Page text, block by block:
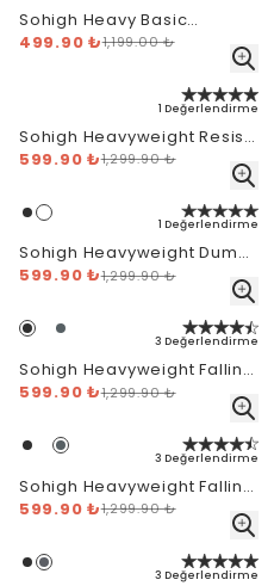
Sohigh Heavy Basic
Oversize T-Shirt - Prada
499.90 ₺1,199.00 ₺
1 Değerlendirme
Sohigh Heavyweight Resist
T-Shirt - Beyaz
599.90 ₺1,299.90 ₺
1 Değerlendirme
Sohigh Heavyweight Dumb
Idea T-Shirt - Beyaz
599.90 ₺1,299.90 ₺
3 Değerlendirme
Sohigh Heavyweight Falling
Star T-Shirt - Siyah
599.90 ₺1,299.90 ₺
3 Değerlendirme
Sohigh Heavyweight Falling
Star T-Shirt - Antrasit
599.90 ₺1,299.90 ₺
3 Değerlendirme